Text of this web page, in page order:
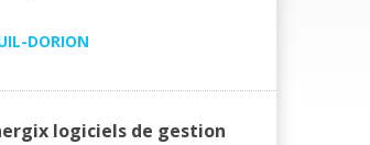
DORION
logiciels de gestion